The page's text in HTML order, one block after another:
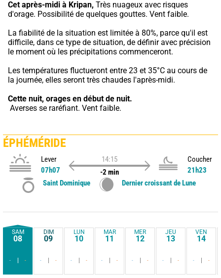
Cet après-midi à Kripan, Très nuageux avec risques
d'orage. Possibilité de quelques gouttes. Vent faible.
La fiabilité de la situation est limitée à 80%, parce qu'il est
difficile, dans ce type de situation, de définir avec précision
le moment où les précipitations commenceront.
Les températures fluctueront entre 23 et 35°C au cours de
la journée, elles seront très chaudes l'après-midi.
Cette nuit, orages en début de nuit.
Averses se raréfiant. Vent faible.
ÉPHÉMÉRIDE
Lever
07h07
14:15
-2 min
Coucher
21h23
Saint Dominique
Dernier croissant de Lune
SAM
08
- -
DIM
09
- -
LUN
10
- -
MAR
11
- -
MER
12
- -
JEU
13
- -
VEN
14
- -